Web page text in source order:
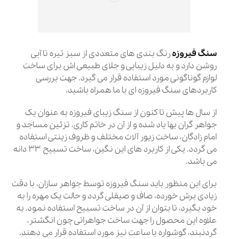
سنگ فیروزهرنگ بندی های متعددی از سبز تیره تا آبی
روشن دارد و به دلیل زیبایی و جلای طبیعی اش برای ساخت
لوازم گوناگونی مورد استفاده قرار می گیرد. جهت بررسی
کاربردهای سنگ فیروزه ای با ما همراه باشید.
از سال ها پیش تا کنون از سنگ زیبای فیروزه به عنوان یک
جواهر گران بها یاد شده و از آن در خاتم کاری، تزئین مساجد و
امام زادگان، ساخت زیور آلات مختلف و ظروف زینتی استفاده
می گردد. یکی از کاربرد های این نگین، ساخت تسبیح 33 دانه
می باشد.
برای این منظور باید سنگ فیروزه توسط جواهر سازان، با دقت
زیادی برش خورده، صاف و صیقلی گردد و حالت یک مهره را به
خود بگیرد، تا بتوان از آن در ساخت تسبیح استفاده نمود. به
علاوه این محصول را جهت ساخت جواهراتی چون انگشتر،
گردنبند، گوشواره یا ساعت نیز مورد استفاده قرار می دهند.